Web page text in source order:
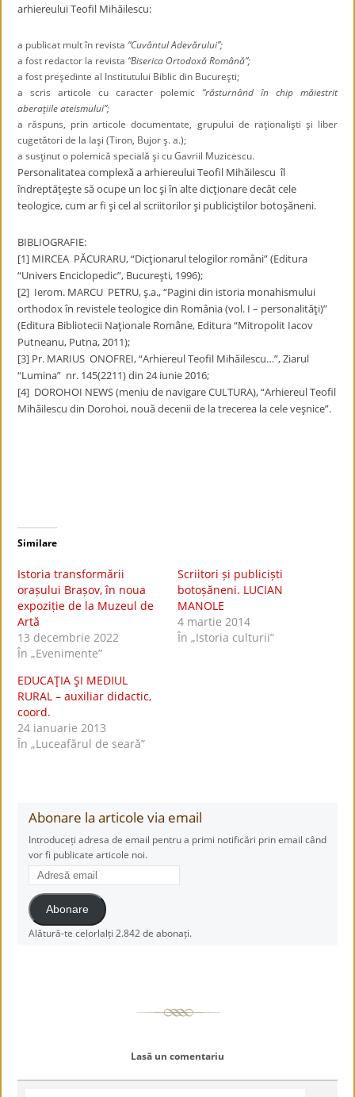
arhiereului Teofil Mihăilescu:
a publicat mult în revista “Cuvântul Adevărului”;
a fost redactor la revista “Biserica Ortodoxă Română”;
a fost preşedinte al Institutului Biblic din Bucureşti;
a scris articole cu caracter polemic “răsturnând în chip măiestrit
aberaţiile ateismului”;
a răspuns, prin articole documentate, grupului de raţionalişti şi liber
cugetători de la Iaşi (Tiron, Bujor ş. a.);
a susţinut o polemică specială şi cu Gavriil Muzicescu.
Personalitatea complexă a arhiereului Teofil Mihăilescu îl
îndreptăţeşte să ocupe un loc şi în alte dicţionare decât cele
teologice, cum ar fi şi cel al scriitorilor şi publiciştilor botoşăneni.
BIBLIOGRAFIE:
[1] MIRCEA PĂCURARU, “Dicţionarul telogilor români” (Editura
“Univers Enciclopedic”, Bucureşti, 1996);
[2] Ierom. MARCU PETRU, ş.a., “Pagini din istoria monahismului
orthodox în revistele teologice din România (vol. I – personalităţi)”
(Editura Bibliotecii Naţionale Române, Editura “Mitropolit Iacov
Putneanu, Putna, 2011);
[3] Pr. MARIUS ONOFREI, “Arhiereul Teofil Mihăilescu…”, Ziarul
“Lumina” nr. 145(2211) din 24 iunie 2016;
[4] DOROHOI NEWS (meniu de navigare CULTURA), “Arhiereul Teofil
Mihăilescu din Dorohoi, nouă decenii de la trecerea la cele veşnice”.
Similare
Istoria transformării
orașului Brașov, în noua
expoziție de la Muzeul de
Artă
13 decembrie 2022
În „Evenimente”
Scriitori și publiciști
botoșăneni. LUCIAN
MANOLE
4 martie 2014
În „Istoria culturii”
EDUCAŢIA ŞI MEDIUL
RURAL – auxiliar didactic,
coord.
24 ianuarie 2013
În „Luceafărul de seară”
Abonare la articole via email
Introduceți adresa de email pentru a primi notificări prin email când
vor fi publicate articole noi.
Adresă
email
Abonare
Alătură-te celorlalți 2.842 de abonați.
Lasă un comentariu